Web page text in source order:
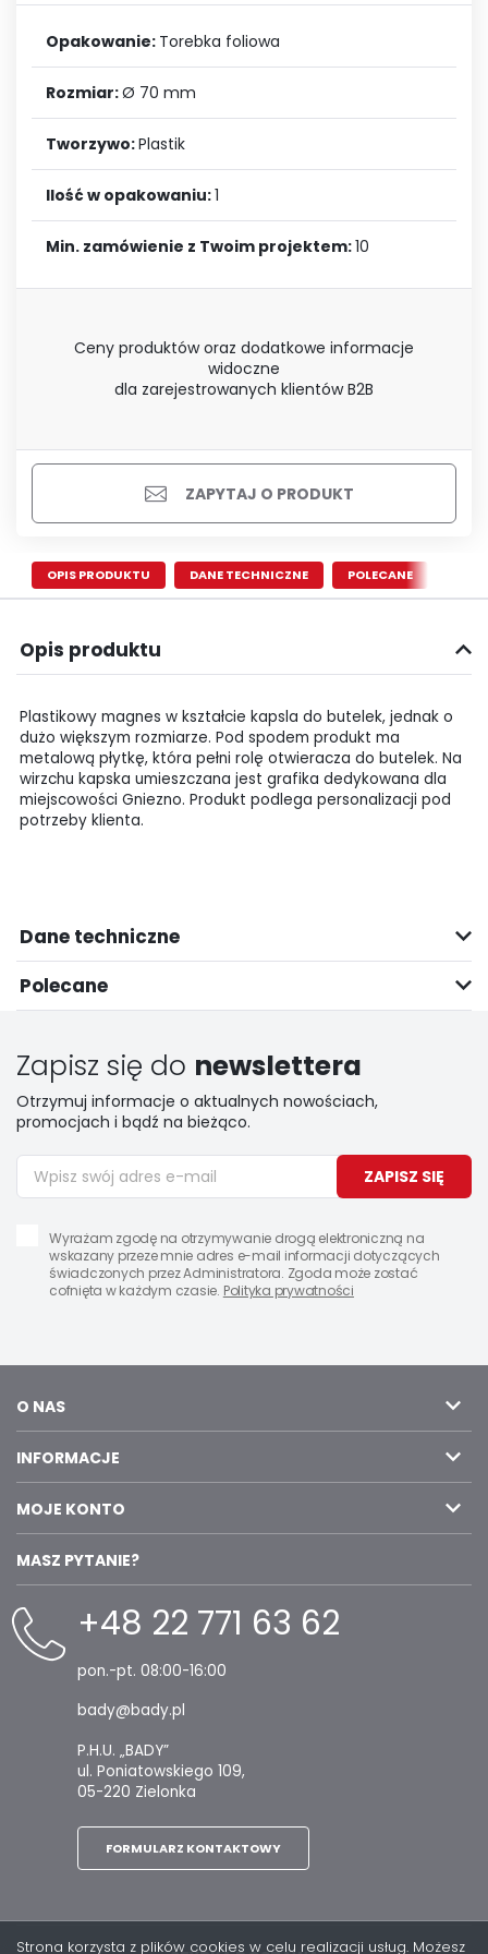
Opakowanie: Torebka foliowa
Rozmiar:Ø 70 mm
Tworzywo:Plastik
Ilość w opakowaniu:1
Min. zamówienie z Twoim projektem:10
Ceny produktów oraz dodatkowe informacje
widoczne
dla zarejestrowanych klientów B2B
ZAPYTAJ O PRODUKT
OPIS PRODUKTU DANE TECHNICZNE POLECANE
Opis produktu
Plastikowy magnes w kształcie kapsla do butelek, jednak o
dużo większym rozmiarze. Pod spodem produkt ma
metalową płytkę, która pełni rolę otwieracza do butelek. Na
wirzchu kapska umieszczana jest grafika dedykowana dla
miejscowości Gniezno. Produkt podlega personalizacji pod
potrzeby klienta.
Dane techniczne
Polecane
Zapisz się do newslettera
Otrzymuj informacje o aktualnych nowościach,
promocjach i bądź na bieżąco.
ZAPISZ SIĘ
Wyrażam zgodę na otrzymywanie drogą elektroniczną na
wskazany przeze mnie adres e-mail informacji dotyczących
świadczonych przez Administratora. Zgoda może zostać
cofnięta w każdym czasie. Polityka prywatności
O NAS
INFORMACJE
MOJE KONTO
MASZ PYTANIE?
+48 22 771 63 62
pon.-pt. 08:00-16:00
bady@bady.pl
P.H.U. „BADY”
ul. Poniatowskiego 109,
05-220 Zielonka
FORMULARZ KONTAKTOWY
Strona korzysta z plików cookies w celu realizacji usług. Możesz